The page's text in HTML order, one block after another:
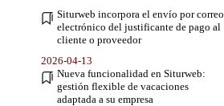
Siturweb incorpora el envío por correo
electrónico del justificante de pago al
cliente o proveedor
2026-04-13
Nueva funcionalidad en Siturweb:
gestión flexible de vacaciones
adaptada a su empresa